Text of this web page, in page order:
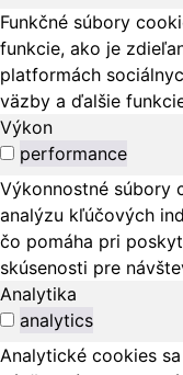
Funkčné súbory
funkcie, ako je
platformách
väzby a ďalšie
Výkon
performance
Výkonnostné súbory
analýzu kľúčových
čo pomáha pri
skúsenosti pre
Analytika
analytics
Analytické cookies